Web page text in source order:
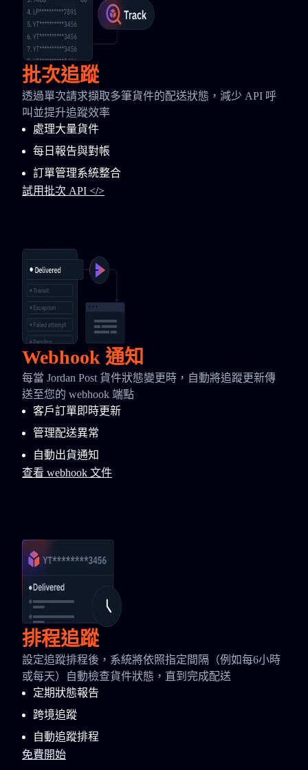
批次追蹤
透過單次請求擷取多筆貨件的配送狀態，減少 API 呼
叫並提升追蹤效率
處理大量貨件
每日報告與對帳
訂單管理系統整合
試用批次 API </>
Webhook 通知
每當 Jordan Post 貨件狀態變更時，自動將追蹤更新傳
送至您的 webhook 端點
客戶訂單即時更新
管理配送異常
自動出貨通知
查看 webhook 文件
排程追蹤
設定追蹤排程後，系統將依照指定間隔（例如每6小時
或每天）自動檢查貨件狀態，直到完成配送
定期狀態報告
跨境追蹤
自動追蹤排程
免費開始